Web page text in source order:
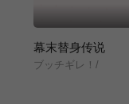
幕末替身传说
ブッチギレ！/